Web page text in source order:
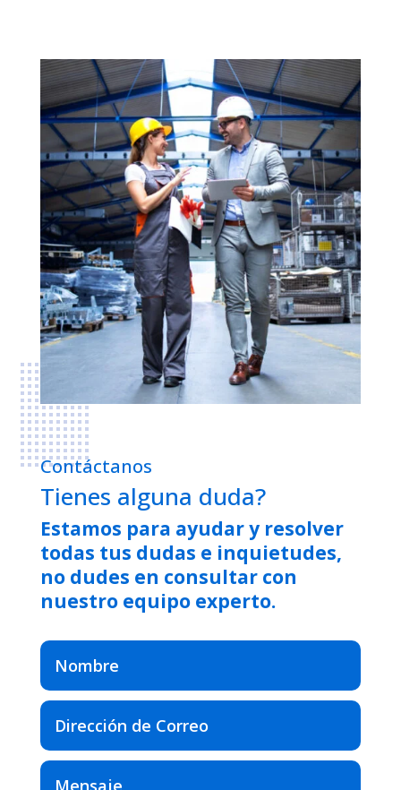
Contáctanos
Tienes alguna duda?
Estamos para ayudar y resolver
todas tus dudas e inquietudes,
no dudes en consultar con
nuestro equipo experto.